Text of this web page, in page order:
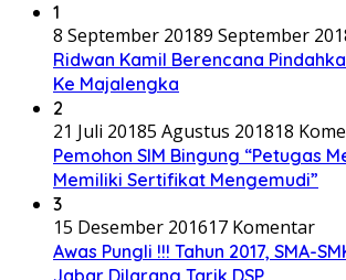
1
8 September 20189 September
Ridwan Kamil Berencana
Ke Majalengka
2
21 Juli 20185 Agustus 201818
Pemohon SIM Bingung “Petugas
Memiliki Sertifikat Mengemudi”
3
15 Desember 201617 Komentar
Awas Pungli !!! Tahun 2017, SMA-